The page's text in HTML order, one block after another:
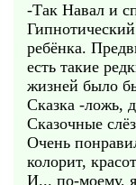
-Так Навал и
ребёнка.
есть такие
жизней было
Сказка -ложь,
Сказочные
Очень
колорит,
И... по-моему,